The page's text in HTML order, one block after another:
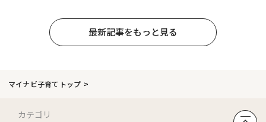
最新記事をもっと見る
マイナビ子育てトップ
カテゴリ